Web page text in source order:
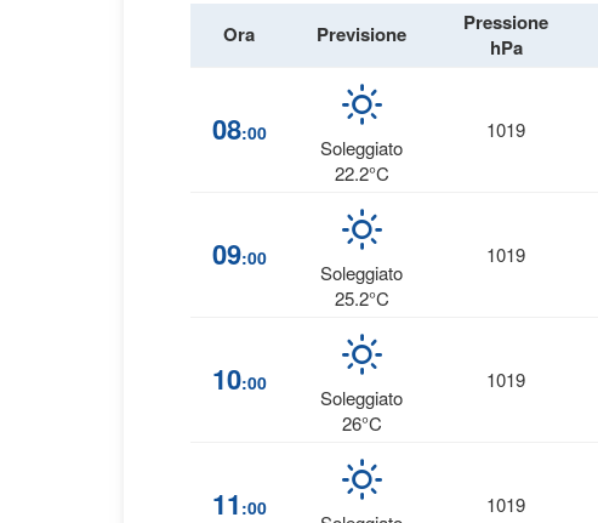
Ora Previsione
Pressione
hPa
08:00
Soleggiato
22.2°C
1019
09:00
Soleggiato
25.2°C
1019
10:00
Soleggiato
26°C
1019
11 :00 1019